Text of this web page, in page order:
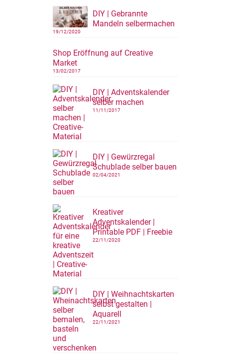
DIY | Gebrannte
Mandeln selbermachen
19/12/2020
Shop Eröffnung auf Creative
Market
13/02/2017
DIY | Adventskalender
selber machen
11/11/2017
DIY | Gewürzregal
Schublade selber bauen
02/04/2021
Kreativer
Adventskalender |
Printable PDF | Freebie
22/11/2020
DIY | Weihnachtskarten
selbst gestalten |
Aquarell
22/11/2021